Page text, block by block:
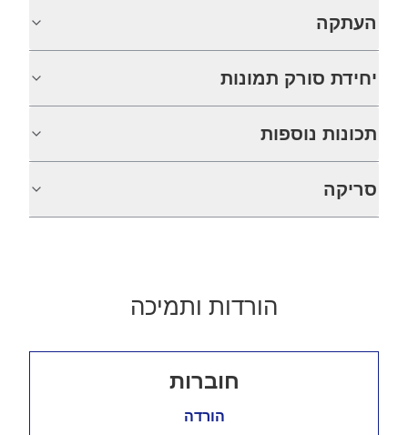
העתקה
יחידת סורק תמונות
תכונות נוספות
סריקה
הורדות ותמיכה
חוברות
הורדה